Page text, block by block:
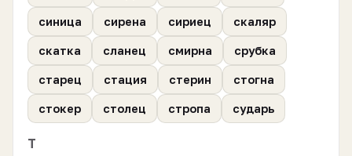
синица сирена сириец скаляр
скатка сланец смирна срубка
старец стация стерин стогна
стокер столец стропа сударь
Т